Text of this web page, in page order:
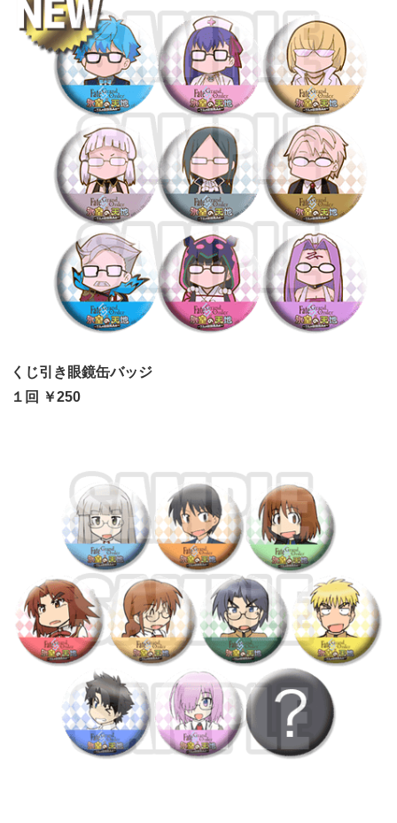
くじ引き眼鏡缶バッジ
１回 ￥250